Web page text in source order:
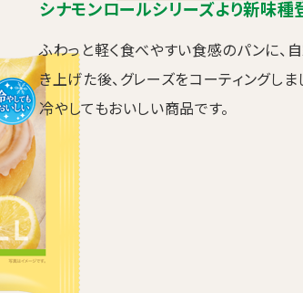
シナモンロールシリーズより新味種
ふわっと軽く食べやすい食感のパンに、
き上げた後、グレーズをコーティングしま
冷やしてもおいしい商品です。